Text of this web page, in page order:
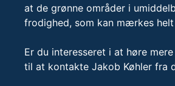
at de grønne områder i
frodighed, som kan mærkes
Er du interesseret i at høre
til at kontakte Jakob Køhler fra